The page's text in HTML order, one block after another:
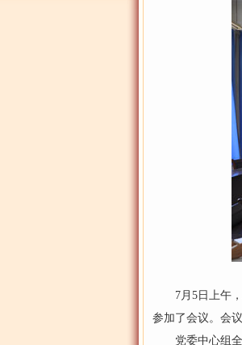
7月5日上午，
参加了会议。会
党委中心组全